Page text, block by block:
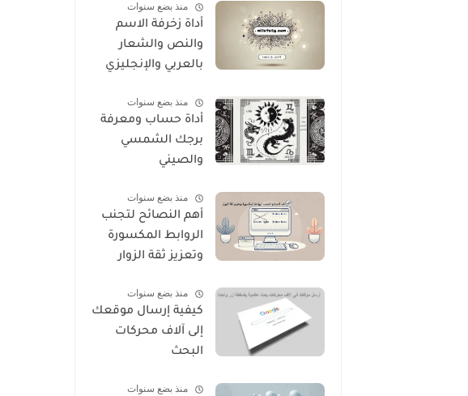
منذ بضع سنوات
أداة زخرفة الاسم
والنص والشعار
بالعربي والإنجليزي
منذ بضع سنوات
أداة حساب ومعرفة
برجك الشمسي
والصيني
منذ بضع سنوات
أهم النصائح لتجنب
الروابط المكسورة
وتعزيز ثقة الزوار
منذ بضع سنوات
كيفية إرسال موقعك
إلى آلاف محركات
البحث
منذ بضع سنوات